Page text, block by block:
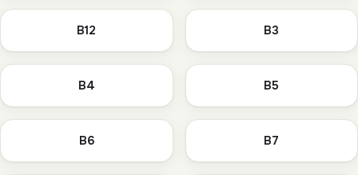
B12 B3
B4 B5
B6 B7